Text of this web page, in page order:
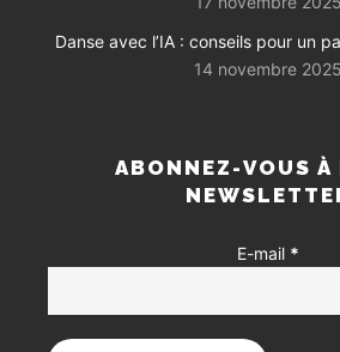
Danse avec l’IA : conseils pour un
14 novembre 2025
ABONNEZ-VOUS À
E-mail *